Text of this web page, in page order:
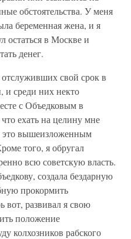
обстоятельства. У меня
беременная жена, и я
остаться в Москве и
денег.
свой срок в
и среди них некто
с Объедковым в
ехать на целину мне
это вышеизложенным
того, я обругал
всю советскую власть.
создала бездарную
прокормить
вот, развивал я свою
положение
колхозников рабского